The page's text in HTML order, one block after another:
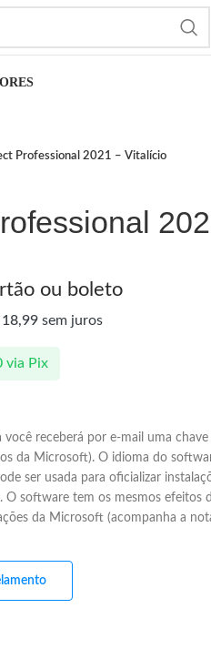
Professional 2021 – Vitalício
ou boleto
via Pix
18,99 sem juros
você receberá por e-mail uma
da Microsoft). O idioma do
ser usada para oficializar
O software tem os mesmos efeitos
da Microsoft (acompanha a